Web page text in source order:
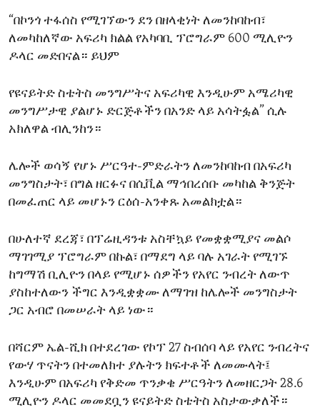
“በኮንጎ ተፋሰስ የሚገኘውን ደን በዘላቂነት ለመንከባከብ፣
ለመካከለኛው አፍሪካ ክልል የአካባቢ ፕሮግራም 600 ሚሊዮን
ዶላር መድበናል። ይህም
የዩናይትድ ስቴትስ መንግሥትና አፍሪካዊ እንዲሁም አሜሪካዊ
መንግሥታዊ ያልሆኑ ድርጅቶችን በአንድ ላይ አሳትፏል” ሲሉ
አክለዋል ብሊንከን።
ሌሎች ወሳኝ የሆኑ ሥርዓተ-ምድራትን ለመንከባከብ በአፍሪካ
መንግስታት፣ በግል ዘርፉና በሲቪል ማኅበረሰቡ መካከል ቅንጅት
በመፈጠር ላይ መሆኑን ርዕሰ-አንቀጹ አመልክቷል።
በሁለተኛ ደረጃ፣ በፕሬዚዳንቱ አስቸኳይ የመቋቋሚያና መልሶ
ማገገሚያ ፕሮግራም በኩል፣ በማደግ ላይ ባሉ አገራት የሚገኙ
ከግማሽ ቢሊዮን በላይ የሚሆኑ ሰዎችን የአየር ንብረት ለውጥ
ያስከተለውን ችግር እንዲቋቋሙ ለማገዝ ከሌሎች መንግስታት
ጋር አብሮ በመሠራት ላይ ነው።
በሻርም ኤል-ሺክ በተደረገው የኮፕ 27 ስብሰባ ላይ የአየር ንብረትና
የውሃ ጥናትን በተመለክተ ያሉትን ክፍተቶች ለመሙላት፤
እንዲሁም በአፍሪካ የቅድመ ጥንቃቄ ሥርዓትን ለመዘርጋት 28.6
ሚሊዮን ዶላር መመደቧን ዩናይትድ ስቴትስ አስታውቃለች።